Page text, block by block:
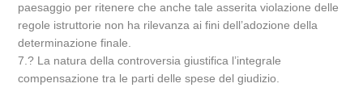
paesaggio per ritenere che anche tale asserita violazione delle
regole istruttorie non ha rilevanza ai fini dell’adozione della
determinazione finale.
7.? La natura della controversia giustifica l’integrale
compensazione tra le parti delle spese del giudizio.